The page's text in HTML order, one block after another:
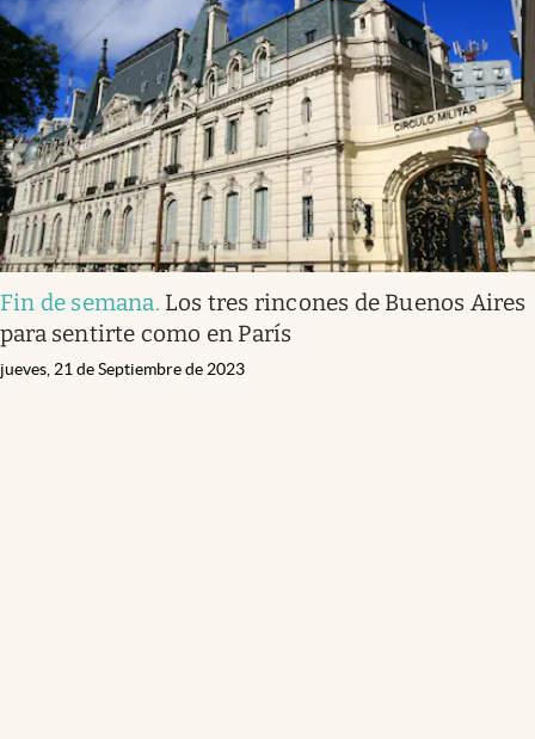
Fin de semana. Los tres rincones de Buenos Aires
para sentirte como en París
jueves, 21 de Septiembre de 2023